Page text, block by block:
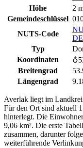
Höhe
2
Gemeindeschlüssel
NUTS-Code
Typ
Koordinaten
Breitengrad
Längengrad
Averlak liegt im
Für den Ort sind aktuell
hinterlegt. Die
9,06 km². Die erste
zusammen, darunter
weiterführende